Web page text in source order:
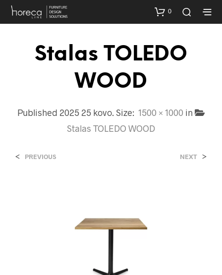
0
Stalas TOLEDO
WOOD
Published 2025 25 kovo. Size: 1500 × 1000 in
Stalas TOLEDO WOOD
< PREVIOUS NEXT >